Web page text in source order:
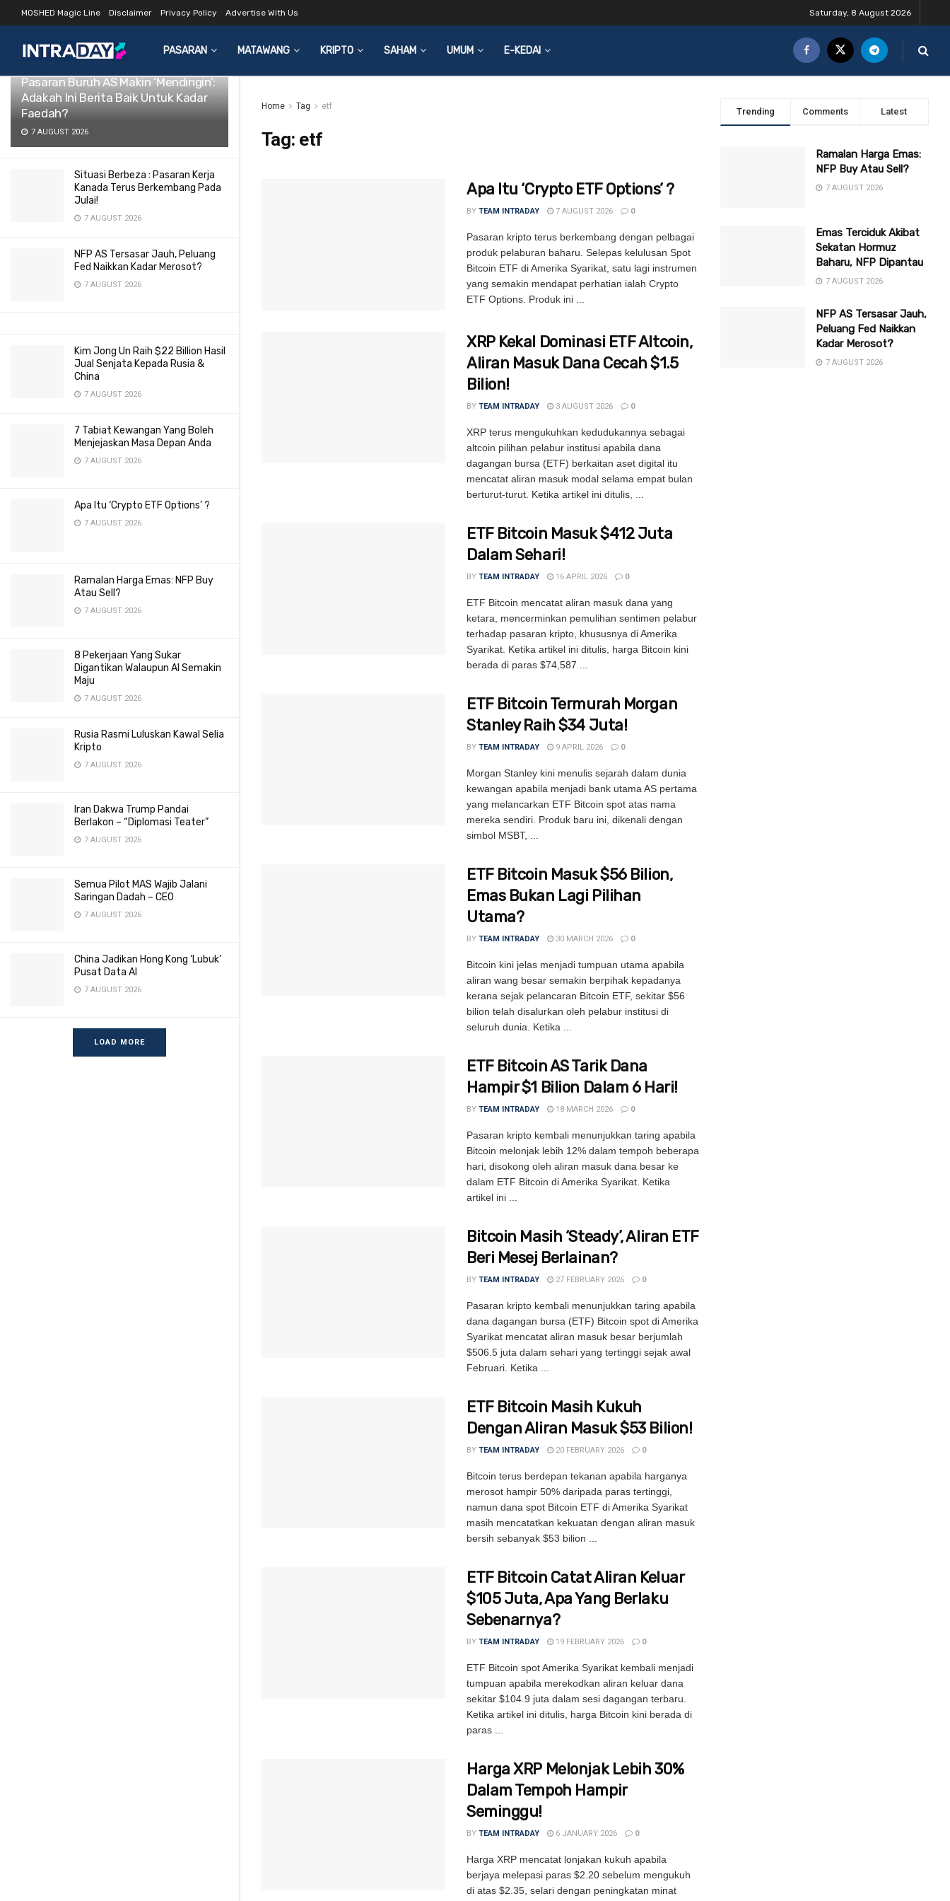
LATEST TRENDING Filter
Pasaran Buruh AS Makin ‘Mendingin’:
Adakah Ini Berita Baik Untuk Kadar
Faedah?
7 AUGUST 2026
Situasi Berbeza : Pasaran Kerja
Kanada Terus Berkembang Pada
Julai!
7 AUGUST 2026
NFP AS Tersasar Jauh, Peluang
Fed Naikkan Kadar Merosot?
7 AUGUST 2026
Kim Jong Un Raih $22 Billion Hasil
Jual Senjata Kepada Rusia &
China
7 AUGUST 2026
7 Tabiat Kewangan Yang Boleh
Menjejaskan Masa Depan Anda
7 AUGUST 2026
Apa Itu ‘Crypto ETF Options’ ?
7 AUGUST 2026
Ramalan Harga Emas: NFP Buy
Atau Sell?
7 AUGUST 2026
8 Pekerjaan Yang Sukar
Digantikan Walaupun AI Semakin
Maju
7 AUGUST 2026
Rusia Rasmi Luluskan Kawal Selia
Kripto
7 AUGUST 2026
Iran Dakwa Trump Pandai
Berlakon – “Diplomasi Teater”
7 AUGUST 2026
Semua Pilot MAS Wajib Jalani
Saringan Dadah – CEO
7 AUGUST 2026
China Jadikan Hong Kong ‘Lubuk’
Pusat Data AI
7 AUGUST 2026
LOAD MORE
MOSHED Magic Line Disclaimer Privacy Policy Advertise With Us Saturday, 8 August 2026
PASARAN MATAWANG KRIPTO SAHAM UMUM E-KEDAI
Home Tag etf
Tag: etf
Apa Itu ‘Crypto ETF Options’ ?
BY TEAM INTRADAY 7 AUGUST 2026 0
Pasaran kripto terus berkembang dengan pelbagai
produk pelaburan baharu. Selepas kelulusan Spot
Bitcoin ETF di Amerika Syarikat, satu lagi instrumen
yang semakin mendapat perhatian ialah Crypto
ETF Options. Produk ini ...
XRP Kekal Dominasi ETF Altcoin,
Aliran Masuk Dana Cecah $1.5
Bilion!
BY TEAM INTRADAY 3 AUGUST 2026 0
XRP terus mengukuhkan kedudukannya sebagai
altcoin pilihan pelabur institusi apabila dana
dagangan bursa (ETF) berkaitan aset digital itu
mencatat aliran masuk modal selama empat bulan
berturut-turut. Ketika artikel ini ditulis, ...
ETF Bitcoin Masuk $412 Juta
Dalam Sehari!
BY TEAM INTRADAY 16 APRIL 2026 0
ETF Bitcoin mencatat aliran masuk dana yang
ketara, mencerminkan pemulihan sentimen pelabur
terhadap pasaran kripto, khususnya di Amerika
Syarikat. Ketika artikel ini ditulis, harga Bitcoin kini
berada di paras $74,587 ...
ETF Bitcoin Termurah Morgan
Stanley Raih $34 Juta!
BY TEAM INTRADAY 9 APRIL 2026 0
Morgan Stanley kini menulis sejarah dalam dunia
kewangan apabila menjadi bank utama AS pertama
yang melancarkan ETF Bitcoin spot atas nama
mereka sendiri. Produk baru ini, dikenali dengan
simbol MSBT, ...
ETF Bitcoin Masuk $56 Bilion,
Emas Bukan Lagi Pilihan
Utama?
BY TEAM INTRADAY 30 MARCH 2026 0
Bitcoin kini jelas menjadi tumpuan utama apabila
aliran wang besar semakin berpihak kepadanya
kerana sejak pelancaran Bitcoin ETF, sekitar $56
bilion telah disalurkan oleh pelabur institusi di
seluruh dunia. Ketika ...
ETF Bitcoin AS Tarik Dana
Hampir $1 Bilion Dalam 6 Hari!
BY TEAM INTRADAY 18 MARCH 2026 0
Pasaran kripto kembali menunjukkan taring apabila
Bitcoin melonjak lebih 12% dalam tempoh beberapa
hari, disokong oleh aliran masuk dana besar ke
dalam ETF Bitcoin di Amerika Syarikat. Ketika
artikel ini ...
Bitcoin Masih ‘Steady’, Aliran ETF
Beri Mesej Berlainan?
BY TEAM INTRADAY 27 FEBRUARY 2026 0
Pasaran kripto kembali menunjukkan taring apabila
dana dagangan bursa (ETF) Bitcoin spot di Amerika
Syarikat mencatat aliran masuk besar berjumlah
$506.5 juta dalam sehari yang tertinggi sejak awal
Februari. Ketika ...
ETF Bitcoin Masih Kukuh
Dengan Aliran Masuk $53 Bilion!
BY TEAM INTRADAY 20 FEBRUARY 2026 0
Bitcoin terus berdepan tekanan apabila harganya
merosot hampir 50% daripada paras tertinggi,
namun dana spot Bitcoin ETF di Amerika Syarikat
masih mencatatkan kekuatan dengan aliran masuk
bersih sebanyak $53 bilion ...
ETF Bitcoin Catat Aliran Keluar
$105 Juta, Apa Yang Berlaku
Sebenarnya?
BY TEAM INTRADAY 19 FEBRUARY 2026 0
ETF Bitcoin spot Amerika Syarikat kembali menjadi
tumpuan apabila merekodkan aliran keluar dana
sekitar $104.9 juta dalam sesi dagangan terbaru.
Ketika artikel ini ditulis, harga Bitcoin kini berada di
paras ...
Harga XRP Melonjak Lebih 30%
Dalam Tempoh Hampir
Seminggu!
BY TEAM INTRADAY 6 JANUARY 2026 0
Harga XRP mencatat lonjakan kukuh apabila
berjaya melepasi paras $2.20 sebelum mengukuh
di atas $2.35, selari dengan peningkatan minat
Trending Comments Latest
Ramalan Harga Emas:
NFP Buy Atau Sell?
7 AUGUST 2026
Emas Terciduk Akibat
Sekatan Hormuz
Baharu, NFP Dipantau
7 AUGUST 2026
NFP AS Tersasar Jauh,
Peluang Fed Naikkan
Kadar Merosot?
7 AUGUST 2026